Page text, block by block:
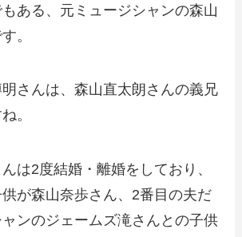
ある、元ミュージシャンの森山
。
さんは、森山直太朗さんの義兄
。
は2度結婚・離婚をしており、
が森山奈歩さん、2番目の夫だ
ンのジェームズ滝さんとの子供